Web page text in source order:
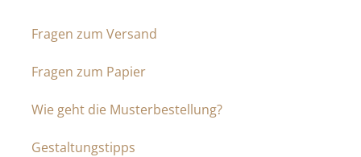
Fragen zum Versand
Fragen zum Papier
Wie geht die Musterbestellung?
Gestaltungstipps